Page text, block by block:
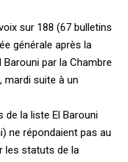
sur 188 (67 bulletins
générale après la
par la Chambre
mardi suite à un
de la liste El Barouni
ne répondaient pas au
les statuts de la